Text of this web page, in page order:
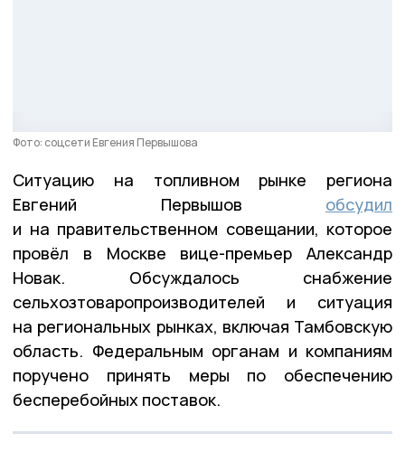
Фото: соцсети Евгения Первышова
Ситуацию на топливном рынке региона
Евгений Первышов обсудил
и на правительственном совещании, которое
провёл в Москве вице-премьер Александр
Новак. Обсуждалось снабжение
сельхозтоваропроизводителей и ситуация
на региональных рынках, включая Тамбовскую
область. Федеральным органам и компаниям
поручено принять меры по обеспечению
бесперебойных поставок.